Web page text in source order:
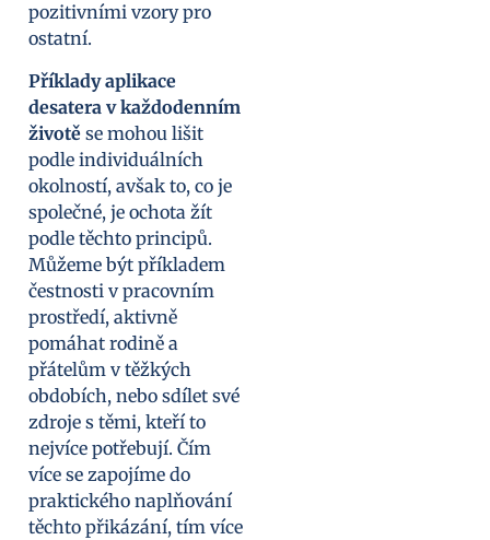
pozitivními vzory pro
ostatní.
Příklady aplikace
desatera v každodenním
životě se mohou lišit
podle individuálních
okolností, avšak to, co je
společné, je ochota žít
podle těchto principů.
Můžeme být příkladem
čestnosti v pracovním
prostředí, aktivně
pomáhat rodině a
přátelům v těžkých
obdobích, nebo sdílet své
zdroje s těmi, kteří to
nejvíce potřebují. Čím
více se zapojíme do
praktického naplňování
těchto přikázání, tím více